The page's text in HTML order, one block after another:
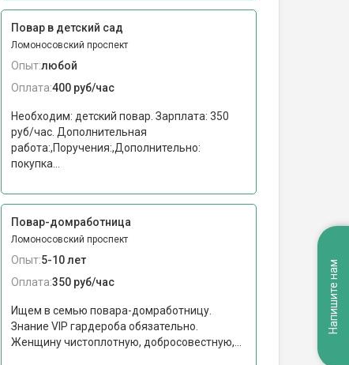
Повар в детский сад
Ломоносовский проспект
Опыт:любой
Оплата:400 руб/час
Необходим: детский повар. Зарплата: 350
руб/час. Дополнительная
работа:,Поручения:,Дополнительно:
покупка...
Повар-домработница
Ломоносовский проспект
Опыт:5-10 лет
Оплата:350 руб/час
Ищем в семью повара-домработницу.
Знание VIP гардероба обязательно.
Женщину чистоплотную, добросовестную,...
Напишите нам